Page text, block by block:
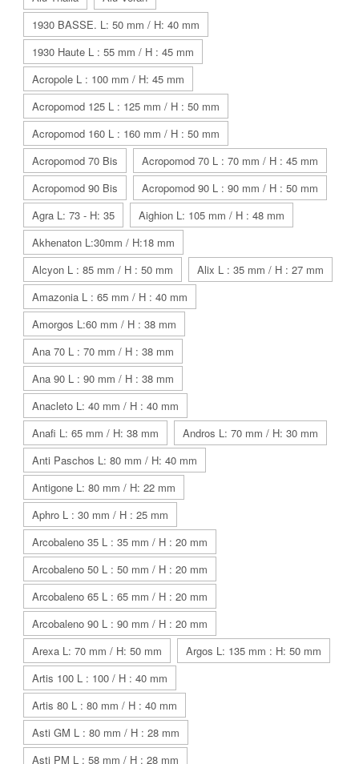
1930 BASSE. L: 50 mm / H: 40 mm
1930 Haute L : 55 mm / H : 45 mm
Acropole L : 100 mm / H: 45 mm
Acropomod 125 L : 125 mm / H : 50 mm
Acropomod 160 L : 160 mm / H : 50 mm
Acropomod 70 Bis
Acropomod 70 L : 70 mm / H : 45 mm
Acropomod 90 Bis
Acropomod 90 L : 90 mm / H : 50 mm
Agra L: 73 - H: 35
Aighion L: 105 mm / H : 48 mm
Akhenaton L:30mm / H:18 mm
Alcyon L : 85 mm / H : 50 mm
Alix L : 35 mm / H : 27 mm
Amazonia L : 65 mm / H : 40 mm
Amorgos L:60 mm / H : 38 mm
Ana 70 L : 70 mm / H : 38 mm
Ana 90 L : 90 mm / H : 38 mm
Anacleto L: 40 mm / H : 40 mm
Anafi L: 65 mm / H: 38 mm
Andros L: 70 mm / H: 30 mm
Anti Paschos L: 80 mm / H: 40 mm
Antigone L: 80 mm / H: 22 mm
Aphro L : 30 mm / H : 25 mm
Arcobaleno 35 L : 35 mm / H : 20 mm
Arcobaleno 50 L : 50 mm / H : 20 mm
Arcobaleno 65 L : 65 mm / H : 20 mm
Arcobaleno 90 L : 90 mm / H : 20 mm
Arexa L: 70 mm / H: 50 mm
Argos L: 135 mm : H: 50 mm
Artis 100 L : 100 / H : 40 mm
Artis 80 L : 80 mm / H : 40 mm
Asti GM L : 80 mm / H : 28 mm
Asti PM L : 58 mm / H : 28 mm